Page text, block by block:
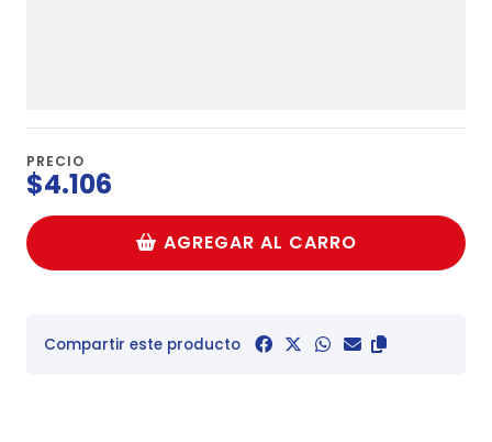
PRECIO
$4.106
AGREGAR AL CARRO
Compartir este producto